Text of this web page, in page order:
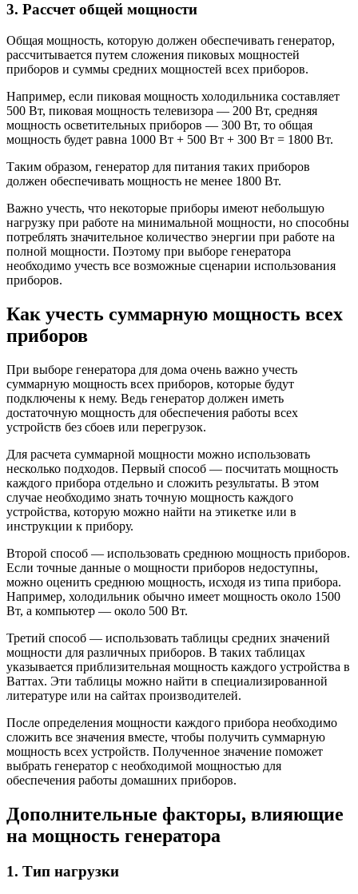
3. Рассчет общей мощности
Общая мощность, которую должен обеспечивать генератор,
рассчитывается путем сложения пиковых мощностей
приборов и суммы средних мощностей всех приборов.
Например, если пиковая мощность холодильника составляет
500 Вт, пиковая мощность телевизора — 200 Вт, средняя
мощность осветительных приборов — 300 Вт, то общая
мощность будет равна 1000 Вт + 500 Вт + 300 Вт = 1800 Вт.
Таким образом, генератор для питания таких приборов
должен обеспечивать мощность не менее 1800 Вт.
Важно учесть, что некоторые приборы имеют небольшую
нагрузку при работе на минимальной мощности, но способны
потреблять значительное количество энергии при работе на
полной мощности. Поэтому при выборе генератора
необходимо учесть все возможные сценарии использования
приборов.
Как учесть суммарную мощность всех
приборов
При выборе генератора для дома очень важно учесть
суммарную мощность всех приборов, которые будут
подключены к нему. Ведь генератор должен иметь
достаточную мощность для обеспечения работы всех
устройств без сбоев или перегрузок.
Для расчета суммарной мощности можно использовать
несколько подходов. Первый способ — посчитать мощность
каждого прибора отдельно и сложить результаты. В этом
случае необходимо знать точную мощность каждого
устройства, которую можно найти на этикетке или в
инструкции к прибору.
Второй способ — использовать среднюю мощность приборов.
Если точные данные о мощности приборов недоступны,
можно оценить среднюю мощность, исходя из типа прибора.
Например, холодильник обычно имеет мощность около 1500
Вт, а компьютер — около 500 Вт.
Третий способ — использовать таблицы средних значений
мощности для различных приборов. В таких таблицах
указывается приблизительная мощность каждого устройства в
Ваттах. Эти таблицы можно найти в специализированной
литературе или на сайтах производителей.
После определения мощности каждого прибора необходимо
сложить все значения вместе, чтобы получить суммарную
мощность всех устройств. Полученное значение поможет
выбрать генератор с необходимой мощностью для
обеспечения работы домашних приборов.
Дополнительные факторы, влияющие
на мощность генератора
1. Тип нагрузки